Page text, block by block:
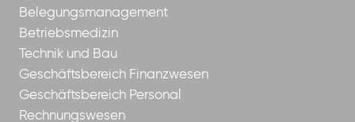
Belegungsmanagement
Betriebsmedizin
Technik und Bau
Geschäftsbereich Finanzwesen
Geschäftsbereich Personal
Rechnungswesen